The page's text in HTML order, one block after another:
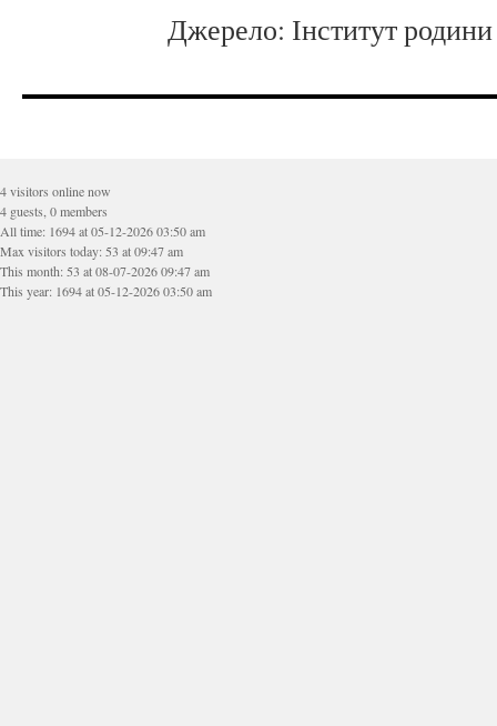
Джерело: Інститут
4 visitors online now
4 guests, 0 members
All time: 1694 at 05-12-2026 03:50 am
Max visitors today: 53 at 09:47 am
This month: 53 at 08-07-2026 09:47 am
This year: 1694 at 05-12-2026 03:50 am